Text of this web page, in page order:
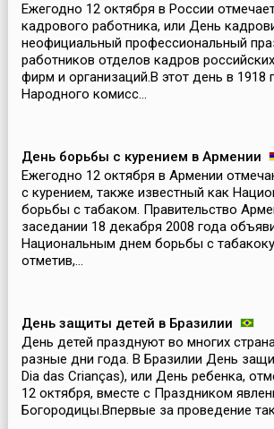
Ежегодно 12 октября в России
кадрового работника, или День
неофициальный профессиональный
работников отделов кадров
фирм и организаций.В этот день в 1918
Народного комисс...
День борьбы с курением в Армении
Ежегодно 12 октября в Армении
с курением, также известный как
борьбы с табаком. Правительство
заседании 18 декабря 2008 года
Национальным днем борьбы с
отметив,...
День защиты детей в Бразилии
День детей празднуют во многих
разные дни года. В Бразилии День
Dia das Crianças), или День ребенка,
12 октября, вместе с Праздником
Богородицы.Впервые за проведение